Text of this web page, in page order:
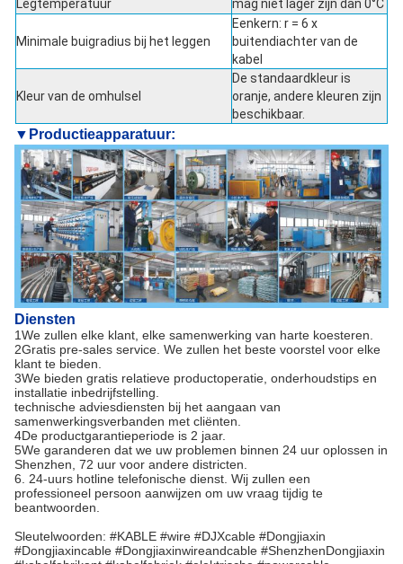
Legtemperatuur mag niet lager zijn dan 0°C
Minimale buigradius bij het leggen
Eenkern: r = 6 x
buitendiachter van de
kabel
Kleur van de omhulsel
De standaardkleur is
oranje, andere kleuren zijn
beschikbaar.
▼ Productieapparatuur:
Diensten
1We zullen elke klant, elke samenwerking van harte koesteren.
2Gratis pre-sales service. We zullen het beste voorstel voor elke
klant te bieden.
3We bieden gratis relatieve productoperatie, onderhoudstips en
installatie inbedrijfstelling.
technische adviesdiensten bij het aangaan van
samenwerkingsverbanden met cliënten.
4De productgarantieperiode is 2 jaar.
5We garanderen dat we uw problemen binnen 24 uur oplossen in
Shenzhen, 72 uur voor andere districten.
6. 24-uurs hotline telefonische dienst. Wij zullen een
professioneel persoon aanwijzen om uw vraag tijdig te
beantwoorden.
Sleutelwoorden: #KABLE #wire #DJXcable #Dongjiaxin
#Dongjiaxincable #Dongjiaxinwireandcable #ShenzhenDongjiaxin